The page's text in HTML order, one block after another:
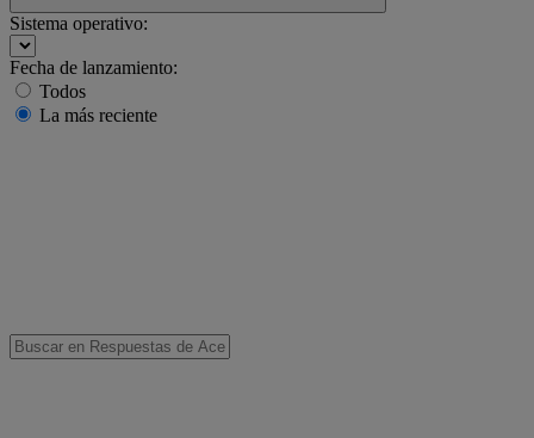
Sistema operativo:
Fecha de lanzamiento:
Todos
La más reciente